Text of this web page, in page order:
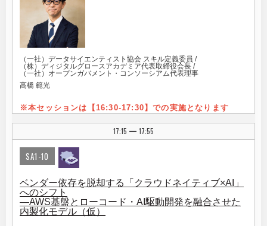
（一社）データサイエンティスト協会 スキル定義委員 /
（株）ディジタルグロースアカデミア代表取締役会長 /
（一社）オープンガバメント・コンソーシアム代表理事
高橋 範光
※本セッションは【16:30-17:30】での実施となります
17:15 | 17:55
SA1-10
ベンダー依存を脱却する「クラウドネイティブ×AI」
へのシフト
―AWS基盤とローコード・AI駆動開発を融合させた
内製化モデル（仮）